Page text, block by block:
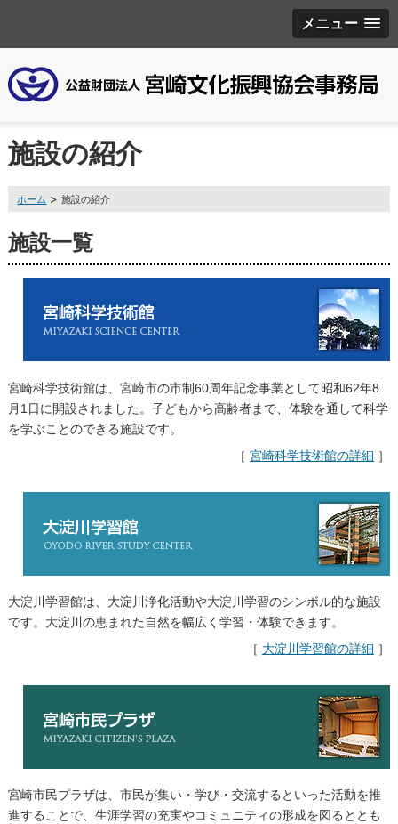
メニュー
施設の紹介
ホーム 施設の紹介
施設一覧
宮崎科学技術館は、宮崎市の市制60周年記念事業として昭和62年8
月1日に開設されました。子どもから高齢者まで、体験を通して科学
を学ぶことのできる施設です。
［宮崎科学技術館の詳細 ］
大淀川学習館は、大淀川浄化活動や大淀川学習のシンボル的な施設
です。大淀川の恵まれた自然を幅広く学習・体験できます。
［ 大淀川学習館の詳細 ］
宮崎市民プラザは、市民が集い・学び・交流するといった活動を推
進することで、生涯学習の充実やコミュニティの形成を図るととも